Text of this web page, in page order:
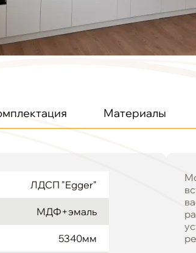
Материалы
ЛДСП "Egger"
МДФ+эмаль
5340мм